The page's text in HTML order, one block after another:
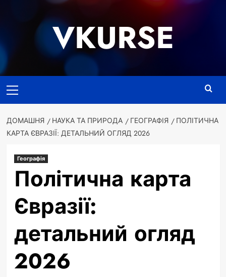
VKURSE
меню
ДОМАШНЯ НАУКА ТА ПРИРОДА ГЕОГРАФІЯ
ПОЛІТИЧНА
КАРТА ЄВРАЗІЇ: ДЕТАЛЬНИЙ ОГЛЯД 2026
Географія
Політична карта
Євразії:
детальний огляд
2026